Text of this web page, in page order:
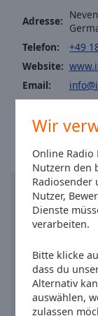
Wir
Online
Nutzern den
Radiosender
Nutzer,
Dienste
verarbeiten.
Bitte klicke
dass du
Alternativ
auswählen,
zulassen
Area
Color
Opacity
Family
Büffelradio
Adresse:
Telefon:
+49
Website:
Email: